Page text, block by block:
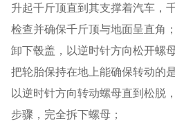
升起千斤顶直到其支撑着汽车，
检查并确保千斤顶与地面呈直角；
卸下毂盖，以逆时针方向松开螺
把轮胎保持在地上能确保转动的
以逆时针方向转动螺母直到松脱
步骤，完全拆下螺母；